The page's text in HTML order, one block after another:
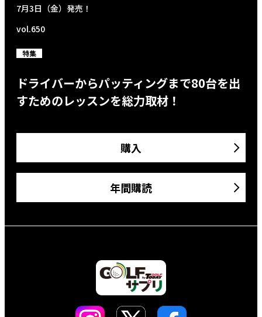
7月3日（金）発売！
vol.650
特集
ドライバーからパッティングまで80台を出
すためのレッスンを総力取材！
購入
年間購読